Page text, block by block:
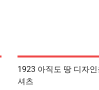
1923 아직도 땅 디자
셔츠